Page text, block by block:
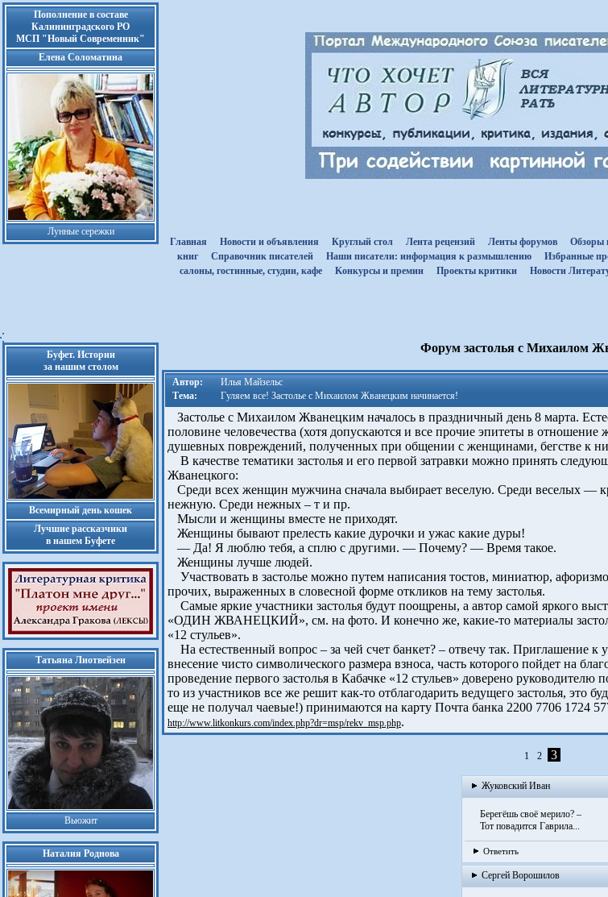
Пополнение в составе
Калининградского РО
МСП "Новый Современник"
Елена Соломатина
Лунные сережки
Главная
Новости и объявления Круглый стол Лента рецензий Ленты форумов Обзоры
книг
Cправочник писателей Наши писатели: информация к размышлению Избранные
салоны, гостинные, студии, кафе
Kонкурсы и премии Проекты критики Новости
Буфет. Истории
за нашим столом
Всемирный день кошек
Лучшие рассказчики
в нашем Буфете
Татьяна Лиотвейзен
Вьюжит
Наталия Роднова
Форум застолья с Михаилом
Автор:
Илья Майзельс
Тема:
Гуляем все! Застолье с Михаилом Жванецким начинается!
Застолье с Михаилом Жванецким началось в праздничный день 8 марта.
половине человечества (хотя допускаются и все прочие эпитеты в
душевных повреждений, полученных при общении с женщинами, бегстве к
В качестве тематики застолья и его первой затравки можно принять
Жванецкого:
Среди всех женщин мужчина сначала выбирает веселую. Среди веселых
нежную. Среди нежных – т и пр.
Мысли и женщины вместе не приходят.
Женщины бывают прелесть какие дурочки и ужас какие дуры!
— Да! Я люблю тебя, а сплю с другими. — Почему? — Время такое.
Женщины лучше людей.
Участвовать в застолье можно путем написания тостов, миниатюр,
прочих, выраженных в словесной форме откликов на тему застолья.
Самые яркие участники застолья будут поощрены, а автор самой яркого
«ОДИН ЖВАНЕЦКИЙ», см. на фото. И конечно же, какие-то материалы
«12 стульев».
На естественный вопрос – за чей счет банкет? – отвечу так. Приглашение к
внесение чисто символического размера взноса, часть которого пойдет на
проведение первого застолья в Кабачке «12 стульев» доверено
то из участников все же решит как-то отблагодарить ведущего застолья, это
еще не получал чаевые!) принимаются на карту Почта банка 2200 7706 1724
http://www.litkonkurs.com/index.php?dr=msp/rekv_msp.php.
1 2 3
Жуковский Иван
Берегёшь своё мерило? –
Тот повадится Гаврила...
Ответить
Сергей Ворошилов